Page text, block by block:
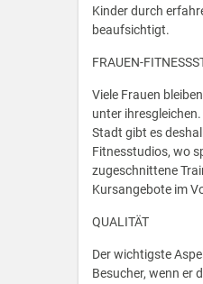
Kinder durch
beaufsichtigt.
FRAUEN-
Viele Frauen
unter
Stadt gibt es
Fitnesstudios, wo
zugeschnittene
Kursangebote im
QUALITÄT
Der wichtigste
Besucher, wenn er